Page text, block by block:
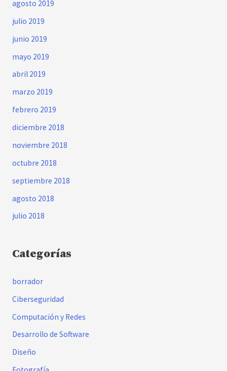
agosto 2019
julio 2019
junio 2019
mayo 2019
abril 2019
marzo 2019
febrero 2019
diciembre 2018
noviembre 2018
octubre 2018
septiembre 2018
agosto 2018
julio 2018
Categorías
borrador
Ciberseguridad
Computación y Redes
Desarrollo de Software
Diseño